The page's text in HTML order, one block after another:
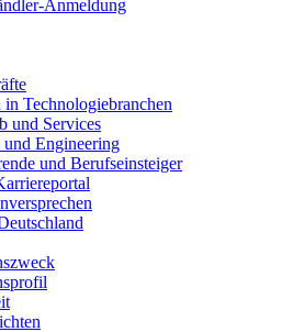
Anmeldung
in Technologiebranchen
und Services
Engineering
und Berufseinsteiger